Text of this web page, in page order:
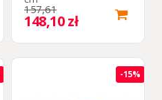
157,61
148,10 zł
-15%